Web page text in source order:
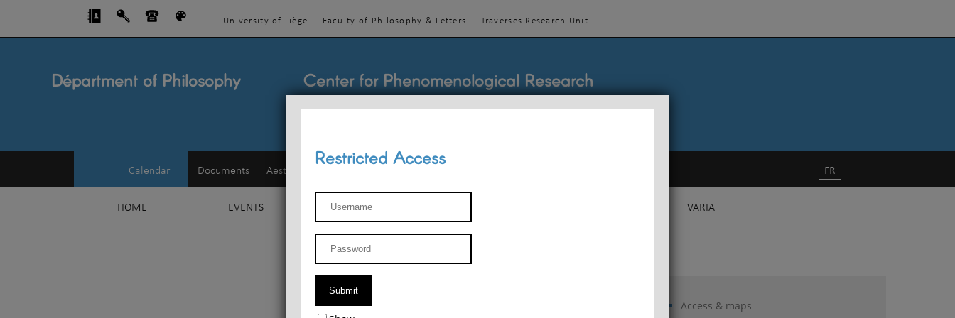
University of Liège Faculty of Philosophy & Letters Traverses Research Unit
Départment of Philosophy Center for Phenomenological Research
Calendar Documents Aesthetics
HOME EVENTS TEACHINGS VARIA
FR
Access & maps
Restricted Access